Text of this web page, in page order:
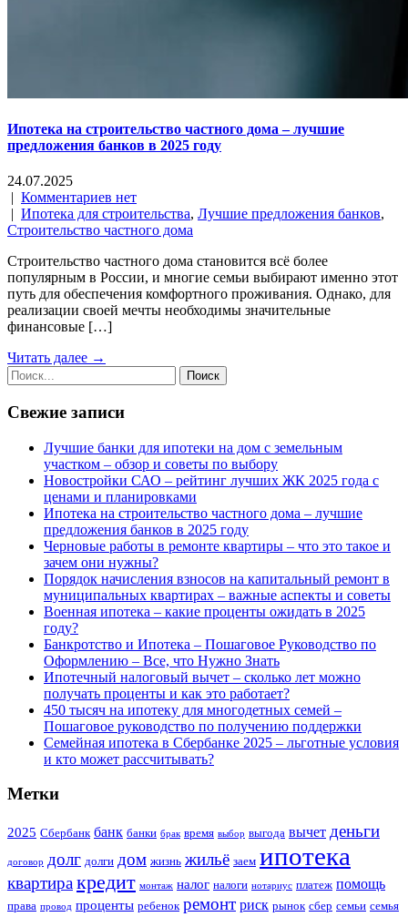
Ипотека на строительство частного дома – лучшие
предложения банков в 2025 году
24.07.2025
| Комментариев нет
| Ипотека для строительства, Лучшие предложения банков,
Строительство частного дома
Строительство частного дома становится всё более
популярным в России, и многие семьи выбирают именно этот
путь для обеспечения комфортного проживания. Однако, для
реализации своей мечты необходимы значительные
финансовые […]
Читать далее →
Свежие записи
Лучшие банки для ипотеки на дом с земельным
участком – обзор и советы по выбору
Новостройки САО – рейтинг лучших ЖК 2025 года с
ценами и планировками
Ипотека на строительство частного дома – лучшие
предложения банков в 2025 году
Черновые работы в ремонте квартиры – что это такое и
зачем они нужны?
Порядок начисления взносов на капитальный ремонт в
муниципальных квартирах – важные аспекты и советы
Военная ипотека – какие проценты ожидать в 2025
году?
Банкротство и Ипотека – Пошаговое Руководство по
Оформлению – Все, что Нужно Знать
Ипотечный налоговый вычет – сколько лет можно
получать проценты и как это работает?
450 тысяч на ипотеку для многодетных семей –
Пошаговое руководство по получению поддержки
Семейная ипотека в Сбербанке 2025 – льготные условия
и кто может рассчитывать?
Метки
2025 Сбербанк банк банки брак время выбор выгода вычет деньги
договор долг долги дом жизнь жильё заем ипотека
квартиракредит монтаж налог налоги нотариус платеж помощь
права провод проценты ребенок ремонт риск рынок сбер семьи семья